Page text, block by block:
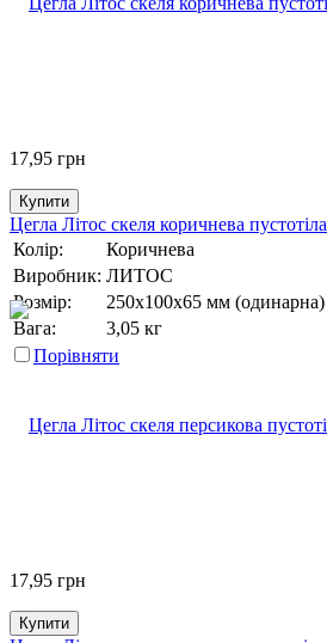
17,95 грн
Купити
Цегла Літос скеля коричнева пустотіла
Колір:
Коричнева
Виробник: ЛИТОС
Розмір:
250х100х65 мм (одинарна)
Вага:
3,05 кг
Порівняти
17,95 грн
Купити